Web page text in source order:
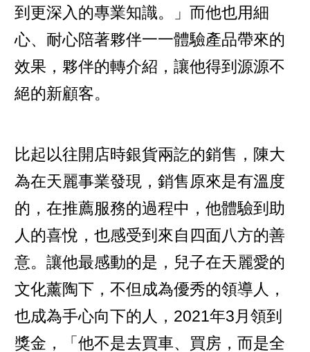
到更深入的專業知識。」而他也用細
心、耐心陪著夥伴一一體驗產品帶來的
效果，夥伴的轉介紹，讓他得到源源不
絕的新顧客。
比起以往開店時銀貨兩訖的銷售，陳大
為在天麗事業發現，銷售原來是有溫度
的，在推薦服務的過程中，他體驗到助
人的喜悅，也感受到來自四面八方的善
意。讓他最感動的是，兒子在天麗愛的
文化薰陶下，不但成為優秀的領導人，
也成為手心向下的人，2021年3月領到
獎金，「他不是去買車、買房，而是全